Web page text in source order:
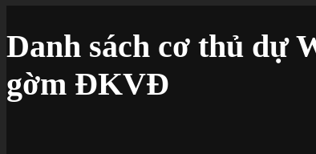
Danh sách cơ thủ dự
gờm ĐKVĐ